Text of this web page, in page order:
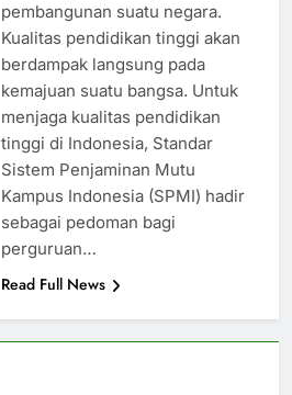
pembangunan suatu negara.
Kualitas pendidikan tinggi akan
berdampak langsung pada
kemajuan suatu bangsa. Untuk
menjaga kualitas pendidikan
tinggi di Indonesia, Standar
Sistem Penjaminan Mutu
Kampus Indonesia (SPMI) hadir
sebagai pedoman bagi
perguruan…
Read Full News